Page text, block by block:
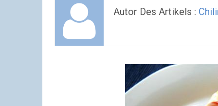
Autor Des Artikels :